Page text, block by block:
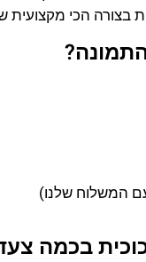
בצורה הכי מקצועית
המשלוח שלנו)
בכמה